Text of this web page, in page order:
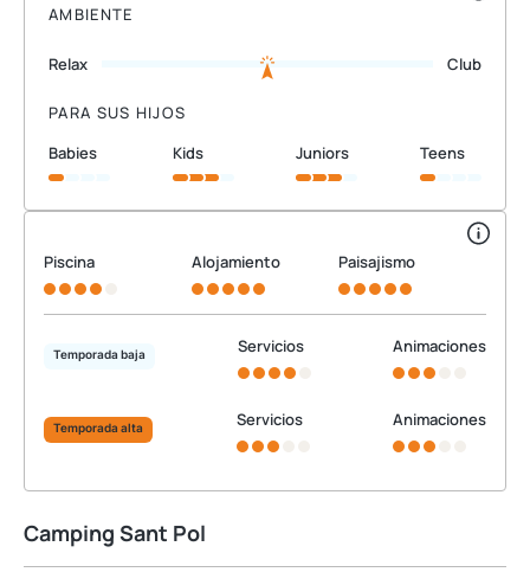
AMBIENTE
Relax Club
PARA SUS HIJOS
babies
kids juniors teens
Piscina Alojamiento Paisajismo
Temporada baja Servicios Animaciones
Temporada alta Servicios Animaciones
Camping Sant Pol